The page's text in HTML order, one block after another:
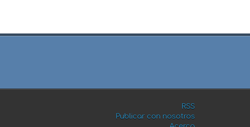
RSS
Publicar con nosotros